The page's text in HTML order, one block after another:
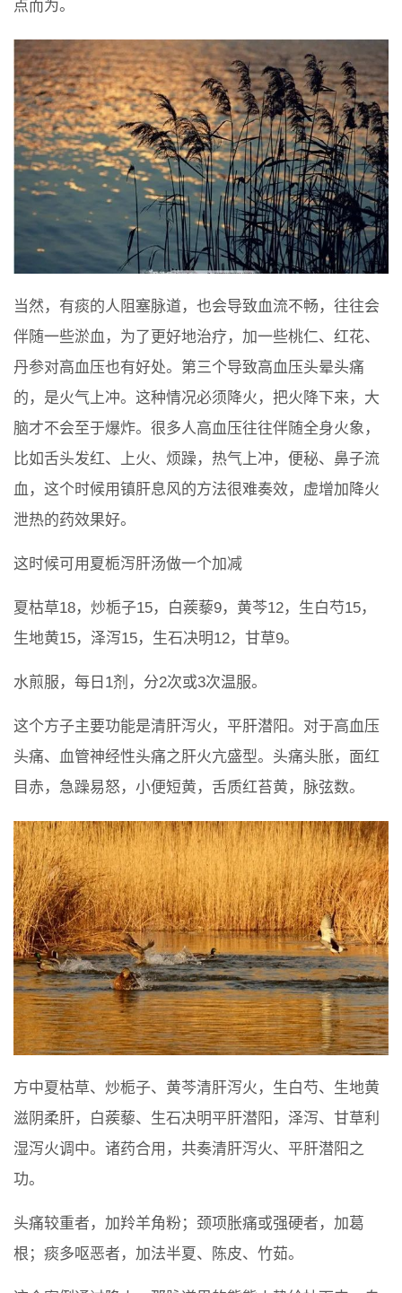
点而为。
当然，有痰的人阻塞脉道，也会导致血流不畅，往往会
伴随一些淤血，为了更好地治疗，加一些桃仁、红花、
丹参对高血压也有好处。第三个导致高血压头晕头痛
的，是火气上冲。这种情况必须降火，把火降下来，大
脑才不会至于爆炸。很多人高血压往往伴随全身火象，
比如舌头发红、上火、烦躁，热气上冲，便秘、鼻子流
血，这个时候用镇肝息风的方法很难奏效，虚增加降火
泄热的药效果好。
这时候可用夏栀泻肝汤做一个加减
夏枯草18，炒栀子15，白蒺藜9，黄芩12，生白芍15，
生地黄15，泽泻15，生石决明12，甘草9。
水煎服，每日1剂，分2次或3次温服。
这个方子主要功能是清肝泻火，平肝潜阳。对于高血压
头痛、血管神经性头痛之肝火亢盛型。头痛头胀，面红
目赤，急躁易怒，小便短黄，舌质红苔黄，脉弦数。
方中夏枯草、炒栀子、黄芩清肝泻火，生白芍、生地黄
滋阴柔肝，白蒺藜、生石决明平肝潜阳，泽泻、甘草利
湿泻火调中。诸药合用，共奏清肝泻火、平肝潜阳之
功。
头痛较重者，加羚羊角粉；颈项胀痛或强硬者，加葛
根；痰多呕恶者，加法半夏、陈皮、竹茹。